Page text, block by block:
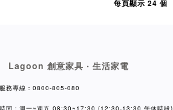
每頁顯示 24 個
創意家具 ‧ 生活家電
務專線：0800-805-080